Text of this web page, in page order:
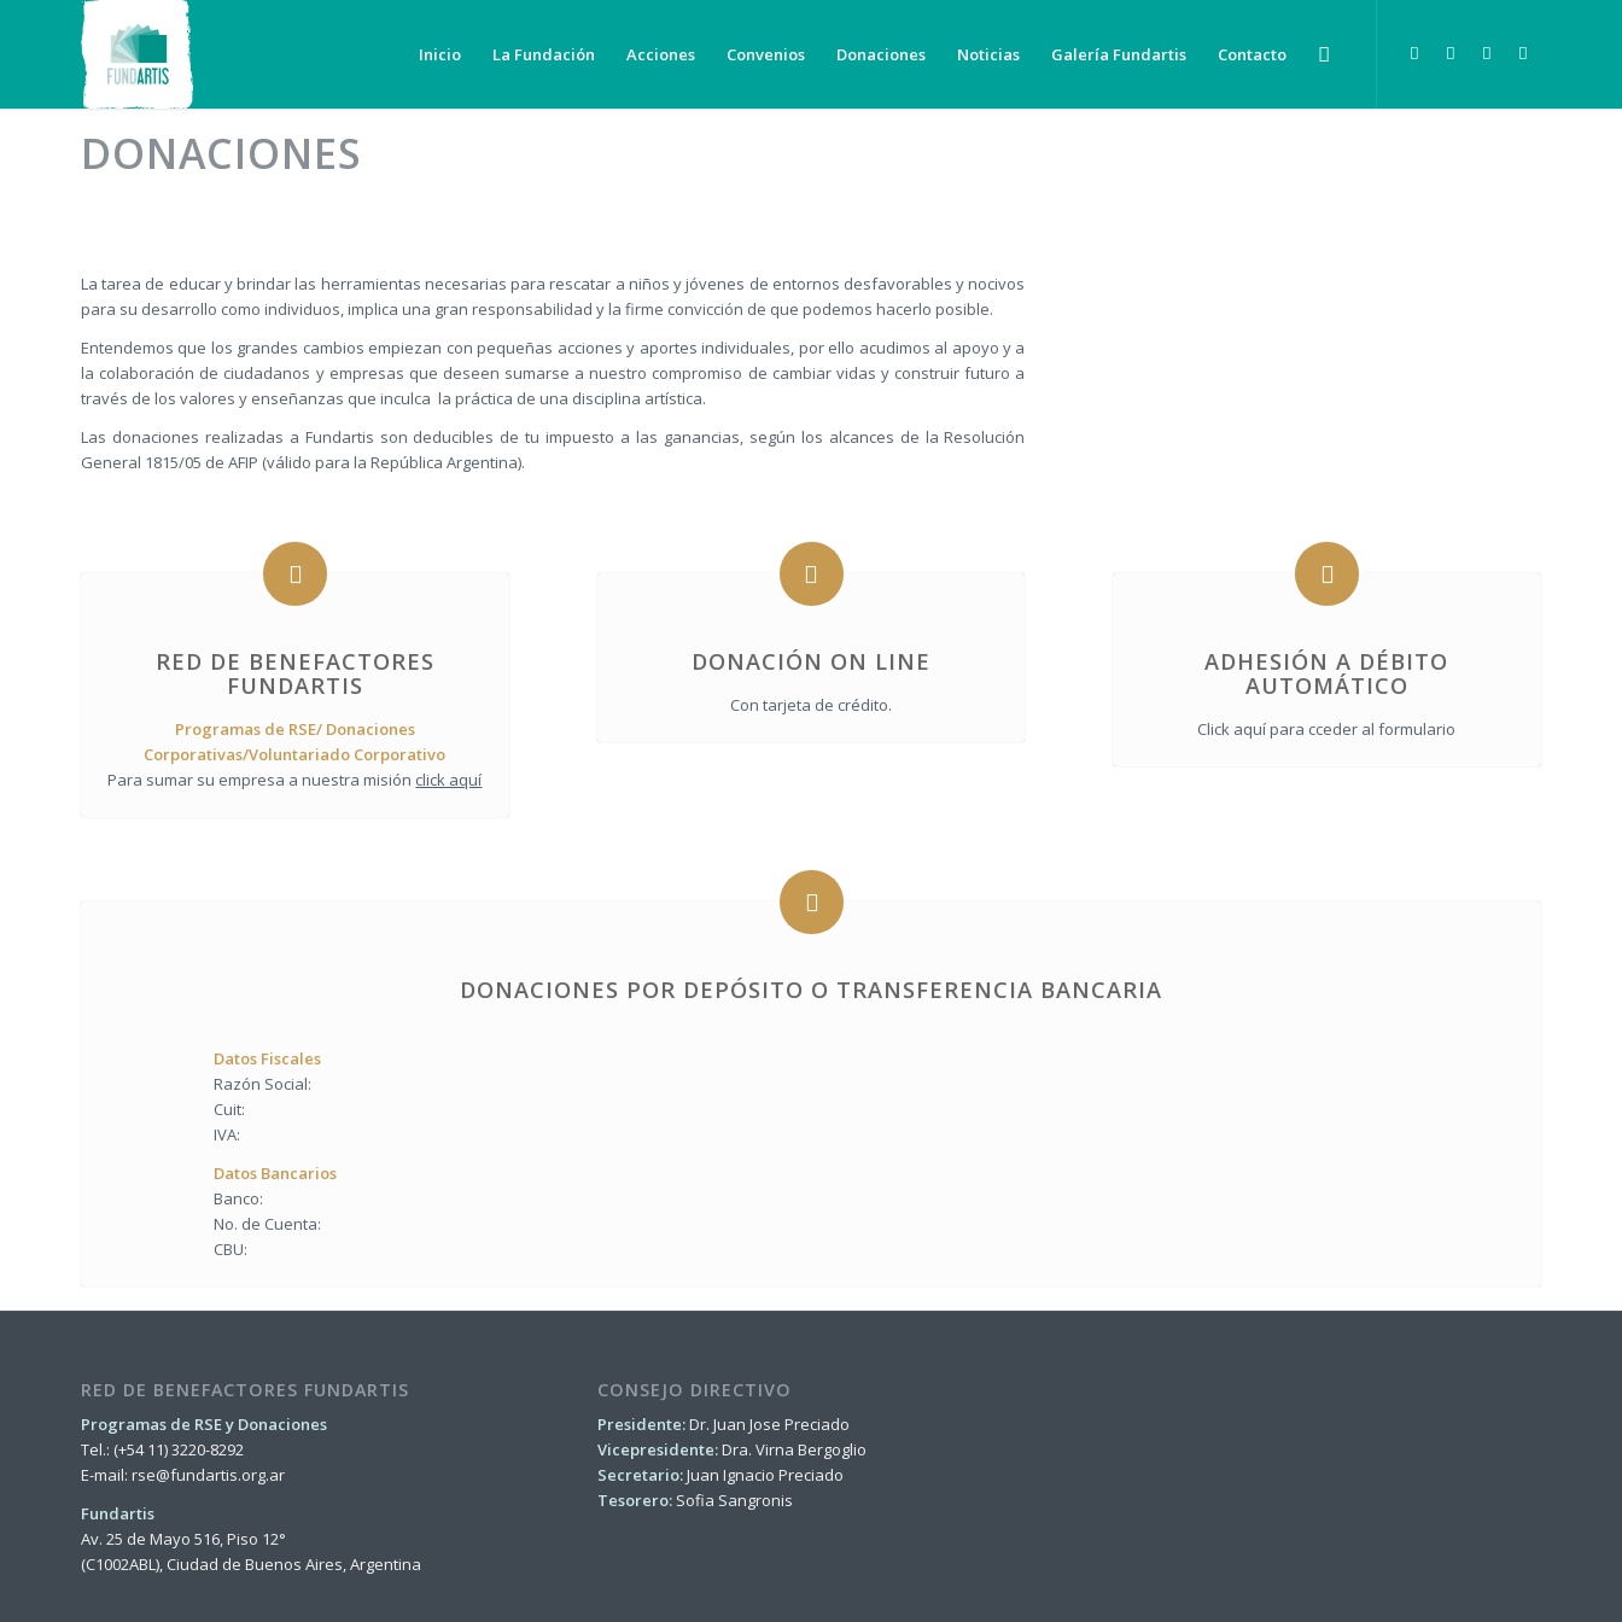
Inicio La Fundación Acciones Convenios Donaciones Noticias Galería Fundartis Contacto
DONACIONES
La tarea de educar y brindar las herramientas necesarias para rescatar a niños y jóvenes de entornos desfavorables y nocivos
para su desarrollo como individuos, implica una gran responsabilidad y la firme convicción de que podemos hacerlo posible.
Entendemos que los grandes cambios empiezan con pequeñas acciones y aportes individuales, por ello acudimos al apoyo y a
la colaboración de ciudadanos y empresas que deseen sumarse a nuestro compromiso de cambiar vidas y construir futuro a
través de los valores y enseñanzas que inculca la práctica de una disciplina artística.
Las donaciones realizadas a Fundartis son deducibles de tu impuesto a las ganancias, según los alcances de la Resolución
General 1815/05 de AFIP (válido para la República Argentina).
RED DE BENEFACTORES
FUNDARTIS
Programas de RSE/ Donaciones
Corporativas/Voluntariado Corporativo
Para sumar su empresa a nuestra misión click aquí
DONACIÓN ON LINE
Con tarjeta de crédito.
ADHESIÓN A DÉBITO
AUTOMÁTICO
Click aquí para cceder al formulario
DONACIONES POR DEPÓSITO O TRANSFERENCIA BANCARIA
Datos Fiscales
Razón Social:
Cuit:
IVA:
Datos Bancarios
Banco:
No. de Cuenta:
CBU:
RED DE BENEFACTORES FUNDARTIS
Programas de RSE y Donaciones
Tel.: (+54 11) 3220-8292
E-mail: rse@fundartis.org.ar
Fundartis
Av. 25 de Mayo 516, Piso 12°
(C1002ABL), Ciudad de Buenos Aires, Argentina
CONSEJO DIRECTIVO
Presidente:Dr. Juan Jose Preciado
Vicepresidente:Dra. Virna Bergoglio
Secretario:Juan Ignacio Preciado
Tesorero:Sofia Sangronis